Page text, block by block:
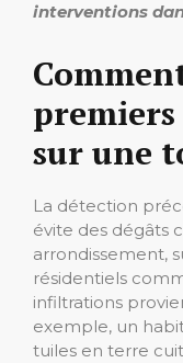
interventions
premiers
sur une
La détection
évite des dégâts
arrondissement,
résidentiels
infiltrations
exemple, un
tuiles en terre